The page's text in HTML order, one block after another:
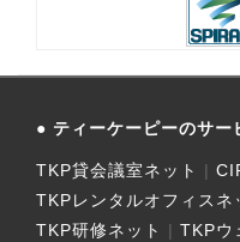
ティーケーピーのサー
TKP貸会議室ネット
TKPレンタルオフィスネ
TKP研修ネット
TKPウ